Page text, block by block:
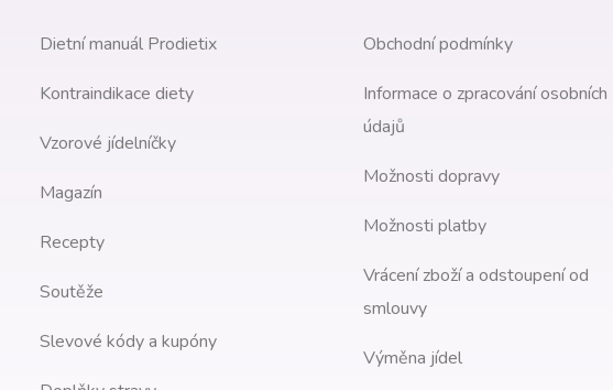
Dietní manuál Prodietix
Kontraindikace diety
Vzorové jídelníčky
Magazín
Recepty
Soutěže
Slevové kódy a kupóny
Obchodní podmínky
Informace o zpracování osobních
údajů
Možnosti dopravy
Možnosti platby
Vrácení zboží a odstoupení od
smlouvy
Výměna jídel